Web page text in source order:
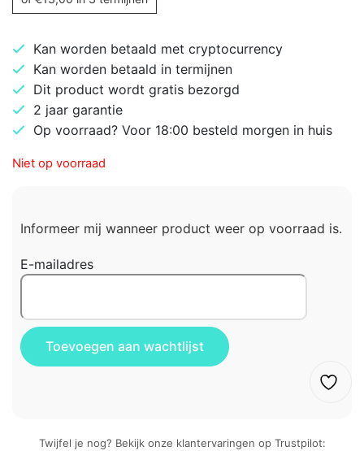
Kan worden betaald met cryptocurrency
Kan worden betaald in termijnen
Dit product wordt gratis bezorgd
2 jaar garantie
Op voorraad? Voor 18:00 besteld morgen in huis
Niet op voorraad
Informeer mij wanneer product weer op voorraad is.
E-mailadres
Twijfel je nog? Bekijk onze klantervaringen op Trustpilot: